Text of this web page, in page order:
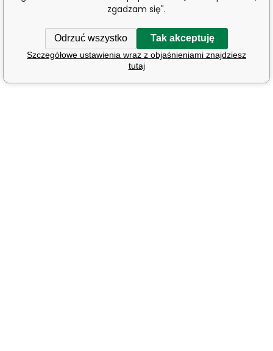
zgadzam się".
Odrzuć wszystko Tak akceptuję
Szczegółowe ustawienia wraz z objaśnieniami znajdziesz
tutaj